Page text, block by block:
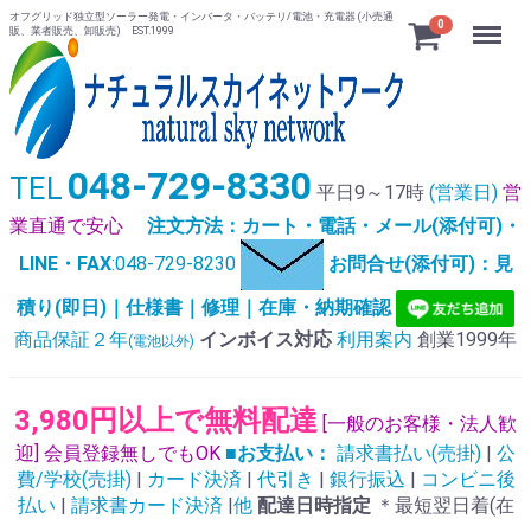
オフグリッド独立型ソーラー発電・インバータ・バッテリ/電池・充電器 (小売通
販、業者販売、卸販売) EST.1999
0 Menu
TEL 048-729-8330 平日9～17時 (営業日) 営
業直通で安心
注文方法：カート・電話・メール(添付可)・
LINE・FAX:048-729-8230
お問合せ(添付可)：見
積り(即日)｜仕様書｜修理｜在庫・納期確認
商品保証２年(電池以外) インボイス対応 利用案内 創業1999年
3,980円以上で無料配達 [一般のお客様・法人歓
迎] 会員登録無しでもOK ■お支払い： 請求書払い(売掛) | 公
費/学校(売掛) | カード決済 | 代引き | 銀行振込 | コンビニ後
払い | 請求書カード決済 |他 配達日時指定 ＊最短翌日着(在